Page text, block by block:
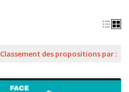
Classement des propositions par :